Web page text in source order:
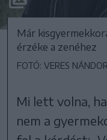
Már
érzéke a zenéhez
FOTÓ: VERES NÁNDOR
Mi lett volna,
nem a